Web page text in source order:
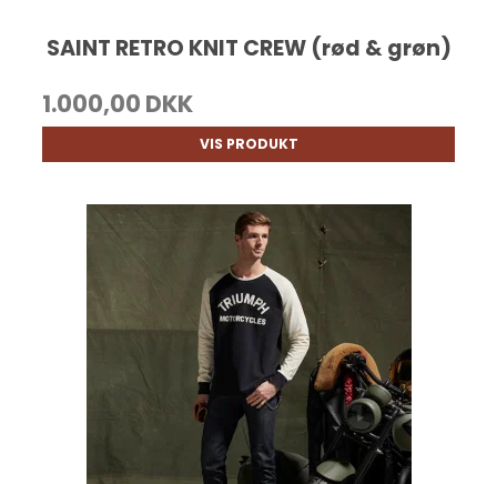
SAINT RETRO KNIT CREW (rød & grøn)
1.000,00 DKK
VIS PRODUKT